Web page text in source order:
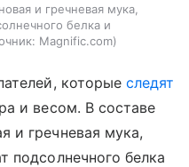
и гречневая мука,
белка и
Magnific.com
которыеследят
и весом. В составе
и гречневая мука,
подсолнечного белка